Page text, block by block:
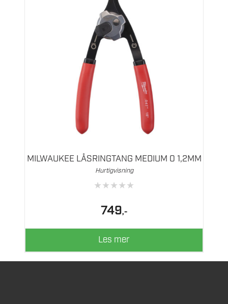
MILWAUKEE LÅSRINGTANG MEDIUM 0 1,2MM
Hurtigvisning
★★★★★
749,-
Les mer